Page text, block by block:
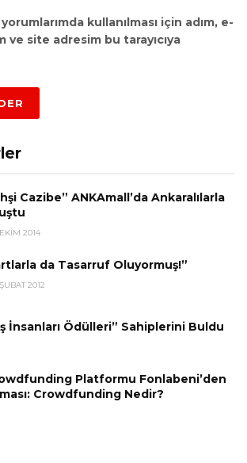
kullanılması için adım, e-
ve site adresim bu tarayıcıya
Cazibe” ANKAmall’da Ankaralılarla
2014
da Tasarruf Oluyormuş!”
2012
İş İnsanları Ödülleri” Sahiplerini Buldu
Platformu Fonlabeni’den
Crowdfunding Nedir?